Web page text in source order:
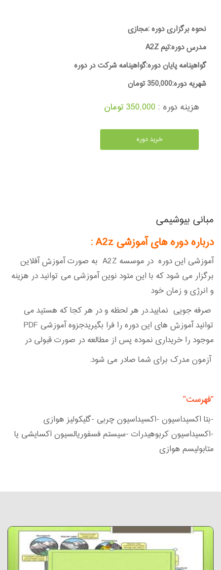
نحوه برگزاری دوره :مجازی
مدرس دوره:تیم A2Z
گواهینامه پایان دوره:گواهینامه شرکت در دوره
شهریه دوره:350,000 تومان
هزینه دوره : 350,000 تومان
خرید دوره
مبانی بیوشیمی
درباره دوره های آموزشی A2z :
آموزشی این دوره در موسسه A2Z به صورت آموزش آفلاین
برگزار می شود که با این متود نوین آموزشی می توانید در هزینه
و انرژی و زمان خود
صرفه جویی نمایید.در هر لحظه و در هر کجا که هستید می
توانید آموزش های این دوره را فرا بگیریدجزوه آموزشی PDF
موجود را خریداری نموده پس از مطالعه در صورت قبولی در
آزمون مدرک برای شما صادر می شود.
"فهرست"
-بتا اکسیداسیون -اکسیداسیون چربی -گلیکولیز هوازی
-اکسیداسیون کربوهیدرات -سیستم فسفوریالسیون اکسایشی یا
متابولیسم هوازی